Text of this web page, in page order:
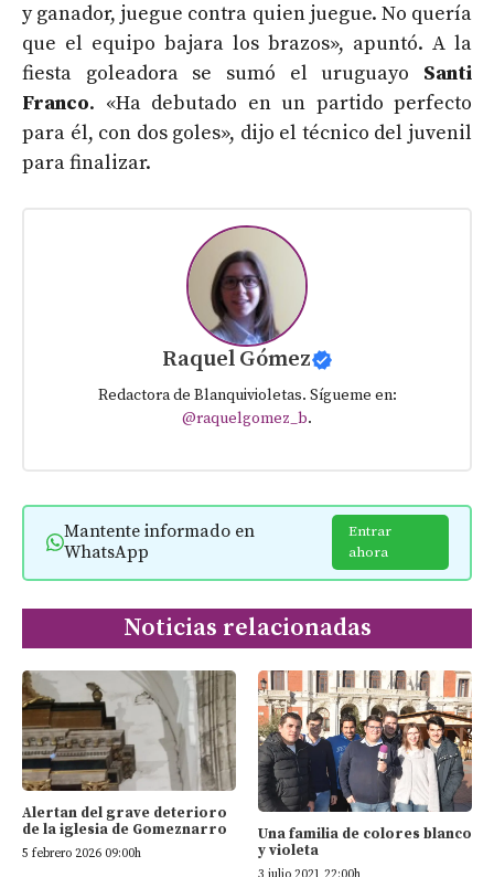
y ganador, juegue contra quien juegue. No quería
que el equipo bajara los brazos», apuntó. A la
fiesta goleadora se sumó el uruguayo Santi
Franco. «Ha debutado en un partido perfecto
para él, con dos goles», dijo el técnico del juvenil
para finalizar.
Raquel Gómez
Redactora de Blanquivioletas. Sígueme en:
@raquelgomez_b.
Mantente informado en
WhatsApp
Entrar
ahora
Noticias relacionadas
Alertan del grave deterioro
de la iglesia de Gomeznarro
5 febrero 2026 09:00h
Una familia de colores blanco
y violeta